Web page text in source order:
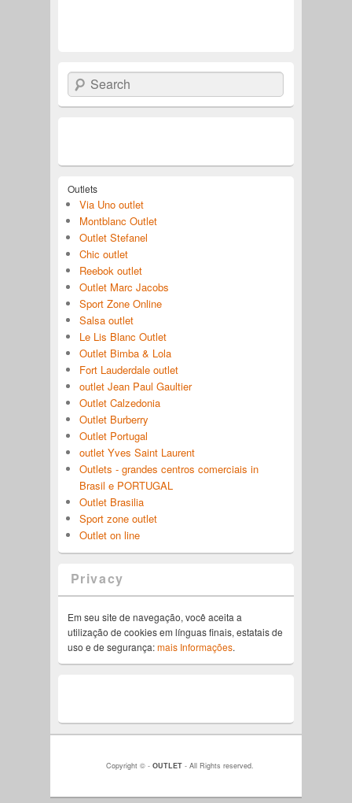
Search
Outlets
Via Uno outlet
Montblanc Outlet
Outlet Stefanel
Chic outlet
Reebok outlet
Outlet Marc Jacobs
Sport Zone Online
Salsa outlet
Le Lis Blanc Outlet
Outlet Bimba & Lola
Fort Lauderdale outlet
outlet Jean Paul Gaultier
Outlet Calzedonia
Outlet Burberry
Outlet Portugal
outlet Yves Saint Laurent
Outlets - grandes centros comerciais in
Brasil e PORTUGAL
Outlet Brasilia
Sport zone outlet
Outlet on line
Privacy
Em seu site de navegação, você aceita a
utilização de cookies em línguas finais, estatais de
uso e de segurança:mais Informações.
Copyright © - OUTLET- All Rights reserved.